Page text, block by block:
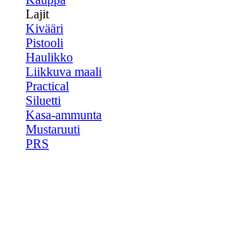
Lajit
Kivääri
Pistooli
Haulikko
Liikkuva maali
Practical
Siluetti
Kasa-ammunta
Mustaruuti
PRS